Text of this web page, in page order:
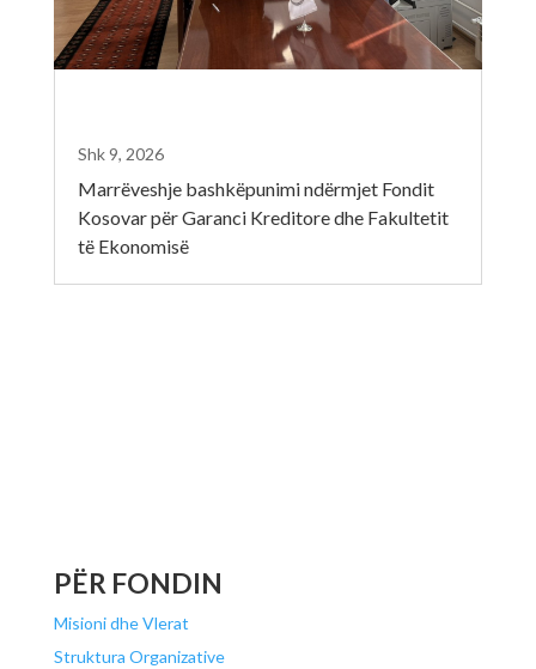
Marrëveshje bashkëpunimi ndërmjet Fondit
Kosovar për Garanci Kreditore dhe Fakultetit
të Ekonomisë
Shk 9, 2026
PËR FONDIN
Misioni dhe Vlerat
Struktura Organizative